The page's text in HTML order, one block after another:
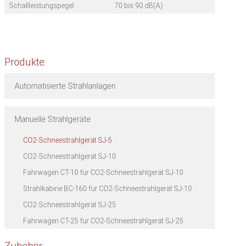
Schallleistungspegel
70 bis 90 dB(A)
Produkte
Automatisierte Strahlanlagen
Manuelle Strahlgeräte
CO2-Schneestrahlgerät SJ-5
CO2-Schneestrahlgerät SJ-10
Fahrwagen CT-10 für CO2-Schneestrahlgerät SJ-10
Strahlkabine BC-160 für CO2-Schneestrahlgerät SJ-10
CO2-Schneestrahlgerät SJ-25
Fahrwagen CT-25 für CO2-Schneestrahlgerät SJ-25